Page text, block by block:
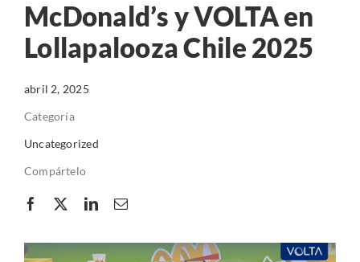
Somos VOLTA
Soluciones
Economía Circular
Productos
McDonald’s y VOLTA en
Lollapalooza Chile 2025
abril 2, 2025
Categoría
Uncategorized
Compártelo